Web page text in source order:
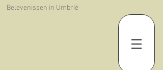
Belevenissen in Umbrië